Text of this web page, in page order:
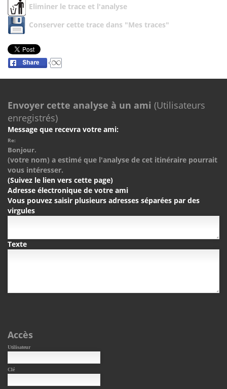
Eliminer le trace et l'analyse
Conserver cette trace dans "Mes traces"
Envoyer cette analyse à un ami (Utilisateurs
enregistrés)
Message que recevra votre ami:
Re:
Bonjour.
(votre nom) a estimé que l'analyse de cet itinéraire pourrait
vous intéresser.
(Suivez le lien vers cette page)
Adresse électronique de votre ami
Vous pouvez saisir plusieurs adresses séparées par des
virgules
Texte
Accès
Utilisateur
Clé